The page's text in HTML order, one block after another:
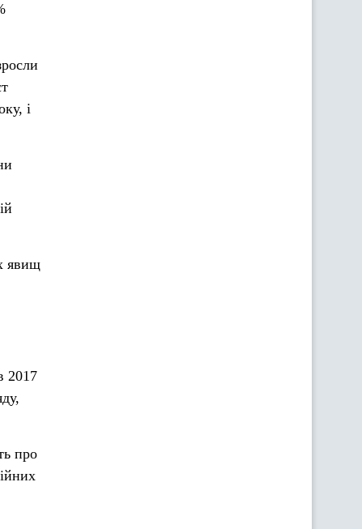
і
явищ
2017
про